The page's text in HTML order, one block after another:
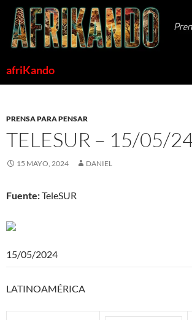
Saltar
contenido
afriKando
PRENSA PARA PENSAR
TELESUR – 15/05/
15 MAYO, 2024 DANIEL
Fuente:TeleSUR
15/05/2024
LATINOAMÉRICA